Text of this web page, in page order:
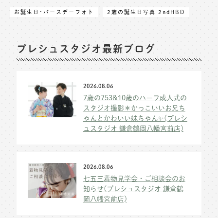
お誕生日･バースデーフォト 2歳の誕生日写真 2ndHBD
プレシュスタジオ最新ブログ
2026.08.06
7歳の753&10歳のハーフ成人式の
スタジオ撮影＊かっこいいお兄ち
ゃんとかわいい妹ちゃん✨(プレシ
ュスタジオ 鎌倉鶴岡八幡宮前店)
2026.08.06
七五三着物見学会・ご相談会のお
知らせ(プレシュスタジオ 鎌倉鶴
岡八幡宮前店)